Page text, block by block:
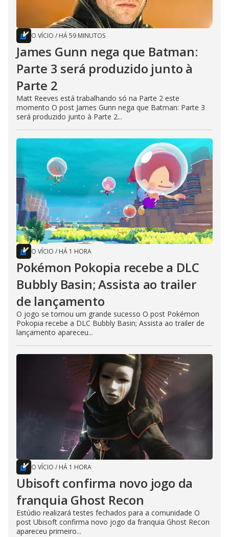
O VÍCIO / HÁ 59 MINUTOS
James Gunn nega que Batman:
Parte 3 será produzido junto à
Parte 2
Matt Reeves está trabalhando só na Parte 2 este
momento O post James Gunn nega que Batman: Parte 3
será produzido junto à Parte 2...
O VÍCIO / HÁ 1 HORA
Pokémon Pokopia recebe a DLC
Bubbly Basin; Assista ao trailer
de lançamento
O jogo se tornou um grande sucesso O post Pokémon
Pokopia recebe a DLC Bubbly Basin; Assista ao trailer de
lançamento apareceu...
O VÍCIO / HÁ 1 HORA
Ubisoft confirma novo jogo da
franquia Ghost Recon
Estúdio realizará testes fechados para a comunidade O
post Ubisoft confirma novo jogo da franquia Ghost Recon
apareceu primeiro...